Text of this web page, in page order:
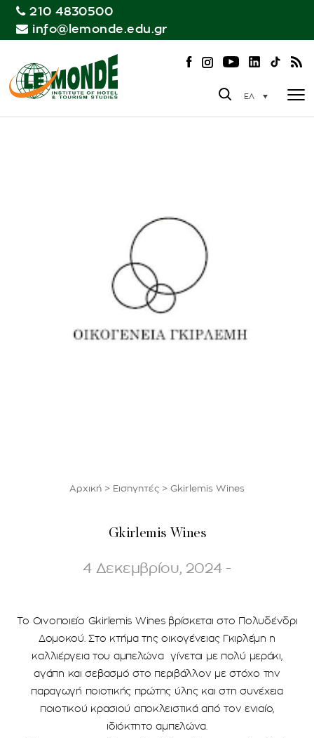
210 4830500
info@lemonde.edu.gr
ΕΛ
Αρχική > Εισηγητές > Gkirlemis Wines
Gkirlemis Wines
4 Δεκεμβρίου, 2024 -
Το Οινοποιείο Gkirlemis Wines βρίσκεται στο Πολυδένδρι
Δoμοκού. Στο κτήμα της οικογένειας Γκιρλέμη η
καλλιέργεια του αμπελώνα γίνεται με πολύ μεράκι,
αγάπη και σεβασμό στο περιβάλλον με στόχο την
παραγωγή ποιοτικής πρώτης ύλης και στη συνέχεια
ποιοτικού κρασιού αποκλειστικά από τον ενιαίο,
ιδιόκτητο αμπελώνα.